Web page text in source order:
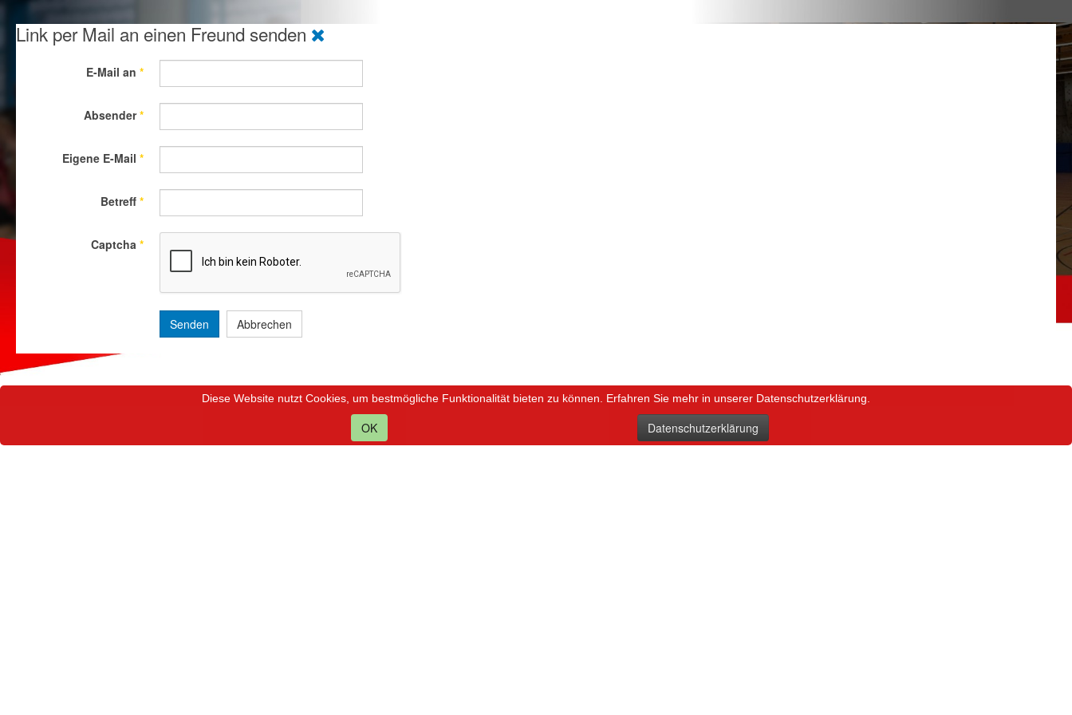
Link per Mail an einen Freund senden
E-Mail an *
Absender*
Eigene E-Mail *
Betreff *
Captcha *
Senden Abbrechen
Diese Website nutzt Cookies, um bestmögliche Funktionalität bieten zu können. Erfahren Sie mehr in unserer Datenschutzerklärung.
OK Datenschutzerklärung